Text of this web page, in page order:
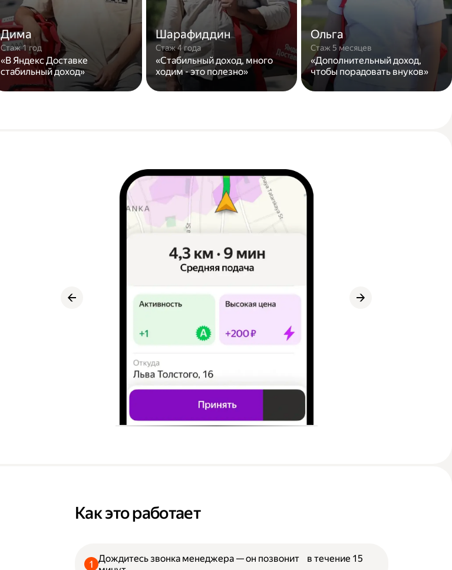
Дима
Стаж 1 год
«В Яндекс Доставке
стабильный доход»
Шарафиддин
Стаж 4 года
«Стабильный доход, много
ходим - это полезно»
Ольга
Стаж 5 месяцев
«Дополнительный доход,
чтобы порадовать внуков»
Как это работает
Дождитесь звонка менеджера — он позвонит в течение 15